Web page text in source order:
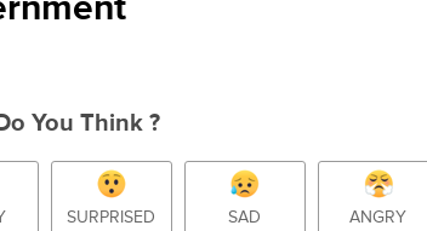
You Think ?
SURPRISED SAD ANGRY